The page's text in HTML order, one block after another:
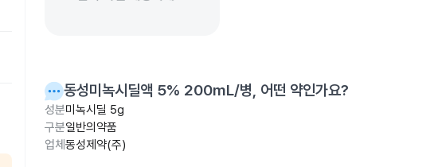
동성미녹시딜액 5% 200mL/병, 어떤 약인가요?
성분미녹시딜 5g
구분일반의약품
업체 동성제약(주)